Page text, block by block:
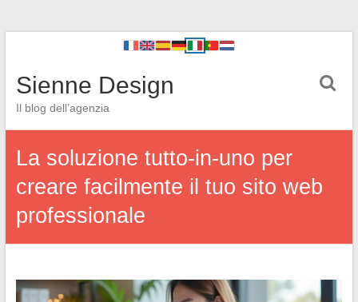
Sienne Design
Il blog dell’agenzia
La soluzione tutto-in-uno per
creare facilmente il tuo sito web
professionale